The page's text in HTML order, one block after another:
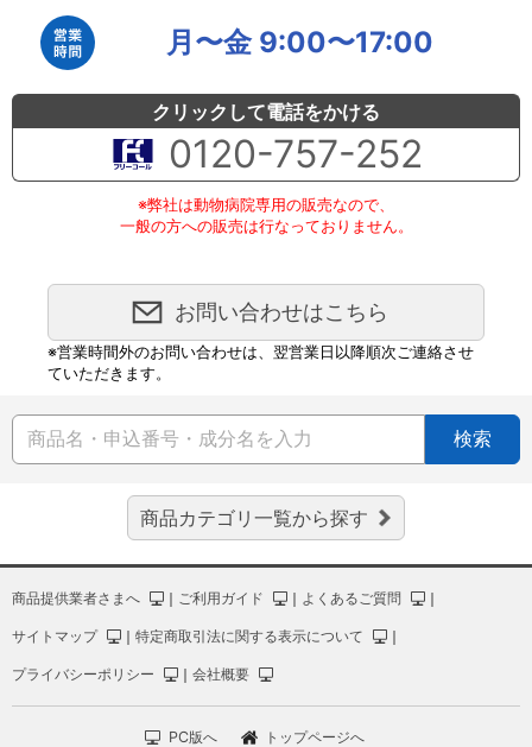
月〜金 9:00〜17:00
クリックして電話をかける
0120-757-252
※弊社は動物病院専用の販売なので、
一般の方への販売は行なっておりません。
お問い合わせはこちら
※営業時間外のお問い合わせは、翌営業日以降順次ご連絡させ
ていただきます。
検索
商品カテゴリ一覧から探す
商品提供業者さまへ ｜ ご利用ガイド ｜ よくあるご質問 ｜
サイトマップ ｜ 特定商取引法に関する表示について ｜
プライバシーポリシー ｜ 会社概要
PC版へ トップページへ